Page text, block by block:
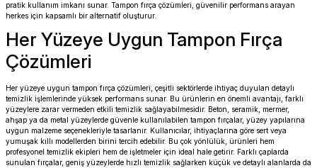
pratik kullanım imkanı sunar. Tampon fırça çözümleri, güvenilir performans arayan
herkes için kapsamlı bir alternatif oluşturur.
Her Yüzeye Uygun Tampon Fırça
Çözümleri
Her yüzeye uygun tampon fırça çözümleri, çeşitli sektörlerde ihtiyaç duyulan detaylı
temizlik işlemlerinde yüksek performans sunar. Bu ürünlerin en önemli avantajı, farklı
yüzeylere zarar vermeden etkili temizlik sağlayabilmesidir. Beton, seramik, mermer,
ahşap ya da metal yüzeylerde güvenle kullanılabilen tampon fırçalar, yüzey yapılarına
uygun malzeme seçenekleriyle tasarlanır. Kullanıcılar, ihtiyaçlarına göre sert veya
yumuşak kıllı modellerden birini tercih edebilir. Bu çok yönlülük, ürünleri hem
profesyonel temizlik ekipleri hem de işletmeler için ideal hale getirir. Farklı çaplarda
sunulan fırçalar, geniş yüzeylerde hızlı temizlik sağlarken küçük ve detaylı alanlarda da